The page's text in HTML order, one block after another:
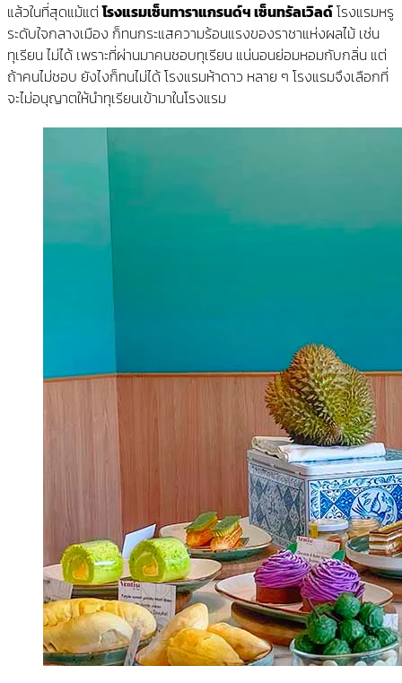
แล้วในที่สุดแม้แต่โรงแรมเซ็นทาราแกรนด์ฯ เซ็นทรัลเวิลด์โรงแรมหรู
ระดับใจกลางเมือง ก็ทนกระแสความร้อนแรงของราชาแห่งผลไม้ เช่น
ทุเรียน ไม่ได้ เพราะที่ผ่านมาคนชอบทุเรียน แน่นอนย่อมหอมกับกลิ่น แต่
ถ้าคนไม่ชอบ ยังไงก็ทนไม่ได้ โรงแรมห้าดาว หลาย ๆ โรงแรมจึงเลือกที่
จะไม่อนุญาตให้นำทุเรียนเข้ามาในโรงแรม